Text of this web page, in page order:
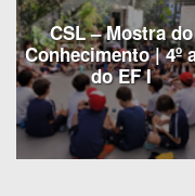
CSL – Mostra do
Conhecimento | 4º
do EF I